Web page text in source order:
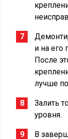
и на его
После
лучше
Залить
уровня.
В